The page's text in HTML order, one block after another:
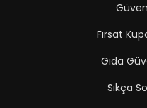
Fırsat
Gıda
Sıkça